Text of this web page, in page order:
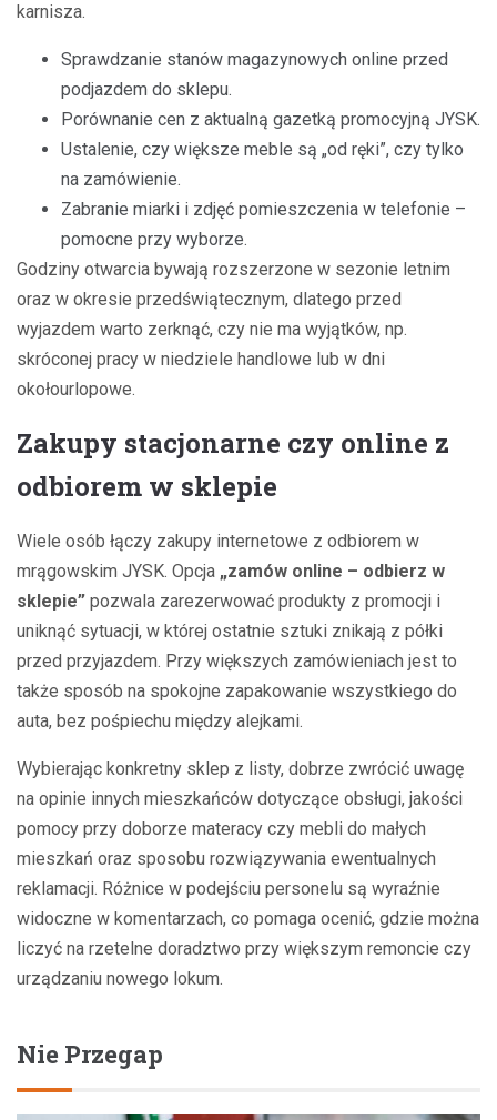
karnisza.
Sprawdzanie stanów magazynowych online przed
podjazdem do sklepu.
Porównanie cen z aktualną gazetką promocyjną JYSK.
Ustalenie, czy większe meble są „od ręki”, czy tylko
na zamówienie.
Zabranie miarki i zdjęć pomieszczenia w telefonie –
pomocne przy wyborze.
Godziny otwarcia bywają rozszerzone w sezonie letnim
oraz w okresie przedświątecznym, dlatego przed
wyjazdem warto zerknąć, czy nie ma wyjątków, np.
skróconej pracy w niedziele handlowe lub w dni
okołourlopowe.
Zakupy stacjonarne czy online z
odbiorem w sklepie
Wiele osób łączy zakupy internetowe z odbiorem w
mrągowskim JYSK. Opcja „zamów online – odbierz w
sklepie” pozwala zarezerwować produkty z promocji i
uniknąć sytuacji, w której ostatnie sztuki znikają z półki
przed przyjazdem. Przy większych zamówieniach jest to
także sposób na spokojne zapakowanie wszystkiego do
auta, bez pośpiechu między alejkami.
Wybierając konkretny sklep z listy, dobrze zwrócić uwagę
na opinie innych mieszkańców dotyczące obsługi, jakości
pomocy przy doborze materacy czy mebli do małych
mieszkań oraz sposobu rozwiązywania ewentualnych
reklamacji. Różnice w podejściu personelu są wyraźnie
widoczne w komentarzach, co pomaga ocenić, gdzie można
liczyć na rzetelne doradztwo przy większym remoncie czy
urządzaniu nowego lokum.
Nie Przegap